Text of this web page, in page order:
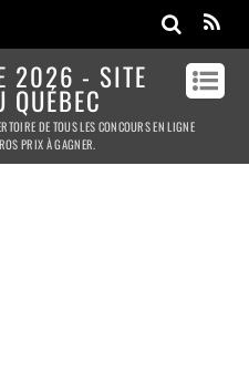
2026 - SITE
QUÉBEC
DE TOUS LES CONCOURS EN LIGNE
PRIX À GAGNER.